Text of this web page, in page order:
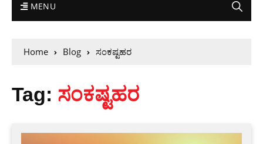
MENU
Home Blog ಸಂಕಷ್ಟಹರ
Tag: ಸಂಕಷ್ಟಹರ